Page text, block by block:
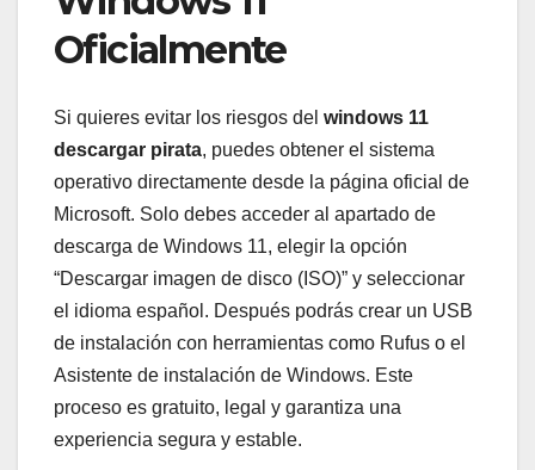
Oficialmente
Si quieres evitar los riesgos del windows 11
descargar pirata, puedes obtener el sistema
operativo directamente desde la página oficial de
Microsoft. Solo debes acceder al apartado de
descarga de Windows 11, elegir la opción
“Descargar imagen de disco (ISO)” y seleccionar
el idioma español. Después podrás crear un USB
de instalación con herramientas como Rufus o el
Asistente de instalación de Windows. Este
proceso es gratuito, legal y garantiza una
experiencia segura y estable.